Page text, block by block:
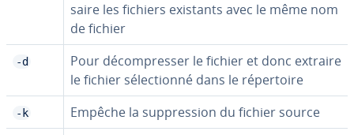
saire les fichiers existants avec le même nom
de fichier
-d
Pour dé­com­pres­ser le fichier et donc extraire
le fichier sé­lec­tionné dans le ré­per­toire
-k Empêche la sup­pres­sion du fichier source